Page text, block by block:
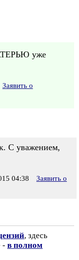
уже
Заявить о
С уважением,
04:38
Заявить о
, здесь
- в полном